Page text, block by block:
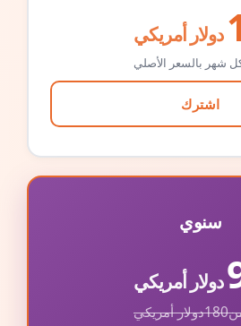
دولار أمريكي
شهر بالسعر الأصلي
اشترك
سنوي
دولار أمريكي
180دولار أمريكي